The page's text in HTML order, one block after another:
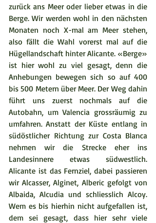
zurück ans Meer oder lieber etwas in die
Berge. Wir werden wohl in den nächsten
Monaten noch X-mal am Meer stehen,
also fällt die Wahl vorerst mal auf die
Hügellandschaft hinter Alicante. «Berge»
ist hier wohl zu viel gesagt, denn die
Anhebungen bewegen sich so auf 400
bis 500 Metern über Meer. Der Weg dahin
führt uns zuerst nochmals auf die
Autobahn, um Valencia grossräumig zu
umfahren. Anstatt der Küste entlang in
südöstlicher Richtung zur Costa Blanca
nehmen wir die Strecke eher ins
Landesinnere etwas südwestlich.
Alicante ist das Fernziel, dabei passieren
wir Alcasser, Alginet, Alberic gefolgt von
Albaida, Alcudia und schliesslich Alcoy.
Wem es bis hierhin nicht aufgefallen ist,
dem sei gesagt, dass hier sehr viele